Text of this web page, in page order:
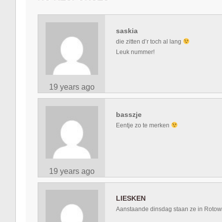
19 years ago
saskia
die zitten d’r toch al lang
Leuk nummer!
19 years ago
basszje
Eentje zo te merken
LIESKEN
Aanstaande dinsdag staan ze in